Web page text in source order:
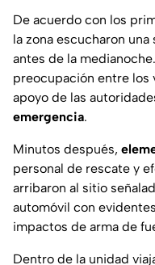
De acuerdo con los
la zona escucharon
antes de la
preocupación entre los
apoyo de las
emergencia.
Minutos después,
personal de rescate y
arribaron al sitio
automóvil con
impactos de arma de
Dentro de la unidad